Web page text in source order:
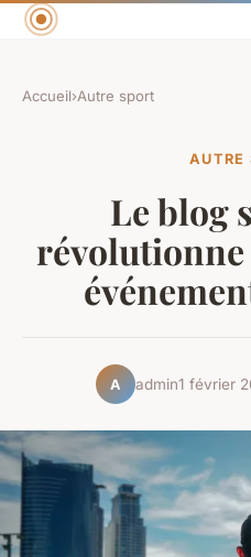
Accueil›Autre sport
AUTRE
Le blog
révolutionne
A admin1 février